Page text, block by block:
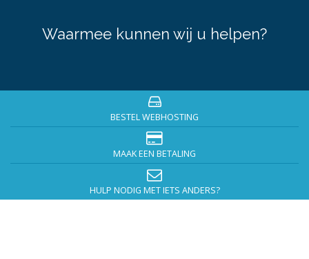
Waarmee kunnen wij u helpen?
BESTEL WEBHOSTING
MAAK EEN BETALING
HULP NODIG MET IETS ANDERS?